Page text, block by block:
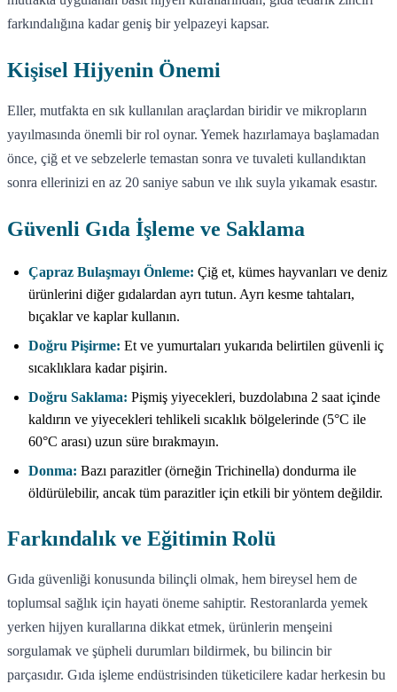
farkındalığına kadar geniş bir yelpazeyi kapsar.
Kişisel Hijyenin Önemi
Eller, mutfakta en sık kullanılan araçlardan biridir ve mikropların
yayılmasında önemli bir rol oynar. Yemek hazırlamaya başlamadan
önce, çiğ et ve sebzelerle temastan sonra ve tuvaleti kullandıktan
sonra ellerinizi en az 20 saniye sabun ve ılık suyla yıkamak esastır.
Güvenli Gıda İşleme ve Saklama
Çapraz Bulaşmayı Önleme: Çiğ et, kümes hayvanları ve deniz
ürünlerini diğer gıdalardan ayrı tutun. Ayrı kesme tahtaları,
bıçaklar ve kaplar kullanın.
Doğru Pişirme: Et ve yumurtaları yukarıda belirtilen güvenli iç
sıcaklıklara kadar pişirin.
Doğru Saklama: Pişmiş yiyecekleri, buzdolabına 2 saat içinde
kaldırın ve yiyecekleri tehlikeli sıcaklık bölgelerinde (5°C ile
60°C arası) uzun süre bırakmayın.
Donma: Bazı parazitler (örneğin Trichinella) dondurma ile
öldürülebilir, ancak tüm parazitler için etkili bir yöntem değildir.
Farkındalık ve Eğitimin Rolü
Gıda güvenliği konusunda bilinçli olmak, hem bireysel hem de
toplumsal sağlık için hayati öneme sahiptir. Restoranlarda yemek
yerken hijyen kurallarına dikkat etmek, ürünlerin menşeini
sorgulamak ve şüpheli durumları bildirmek, bu bilincin bir
parçasıdır. Gıda işleme endüstrisinden tüketicilere kadar herkesin bu